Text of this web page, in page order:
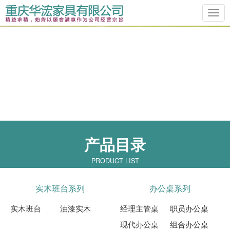
产品目录
PRODUCT LIST
实木班台系列
实木班台 油漆实木
办公桌系列
经理主管桌
职员办公桌
现代办公桌
组合办公桌